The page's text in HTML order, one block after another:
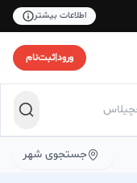
اطلاعات بیشتر
ورود|ثبت‌نام
جستجوی شهر